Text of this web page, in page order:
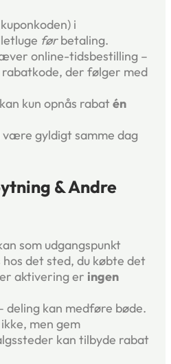
i
førbetaling.
online-tidsbestilling –
rabatkode, der følger med
kun opnås rabatén
gyldigt samme dag
& Andre
som udgangspunkt
det sted, du købte det
aktivering er ingen
deling kan medføre bøde.
men gem
kan tilbyde rabat